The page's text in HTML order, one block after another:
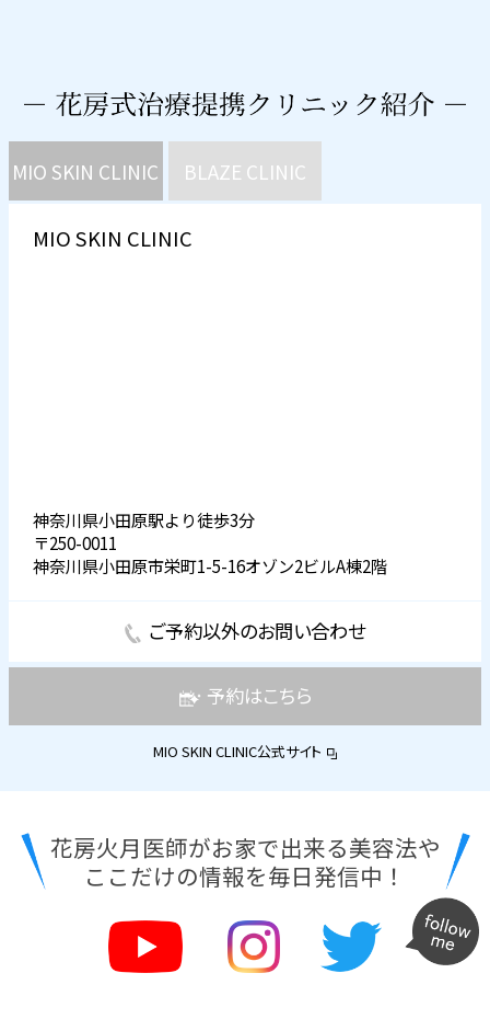
MIO SKIN CLINIC BLAZE CLINIC
MIO SKIN CLINIC
神奈川県小田原駅より徒歩3分
〒250-0011
神奈川県小田原市栄町1-5-16オゾン2ビルA棟2階
ご予約以外のお問い合わせ
予約はこちら
MIO SKIN CLINIC公式サイト
花房火月医師がお家で出来る美容法や
ここだけの情報を毎日発信中！